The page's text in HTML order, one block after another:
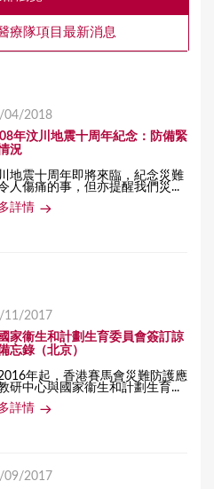
療隊項目最新消息
04/2018
年汶川地震十周年紀念：防備緊
況
地震十周年即將來臨，紀念災難
人傷痛的事，但亦提醒我們災...
詳情
11/2017
家衞生和計劃生育委員會簽訂諒
忘錄（北京）
年起，香港賽馬會災難防護應
研中心與國家衞生和計劃生育...
詳情
09/2017